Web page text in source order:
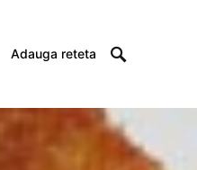
Adauga reteta